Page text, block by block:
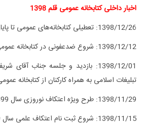
اخبار داخلی کتابخانه عمومی قلم 1398
1398/12/26: تعطیلی کتابخانه‌های عمومی تا پایان سال 1398
1398/12/12: شروع ضدعفونی در کتابخانه عمومی قلم
1398/12/01: بازدید و جلسه جناب
تبلیغات اسلامی به همراه کارکنان از کتابخانه
1398/11/29: طرح ویژه اعتکاف نوروزی سال 1399
1398/11/15: شروع ثبت نام اعتکاف علمی سال 1399